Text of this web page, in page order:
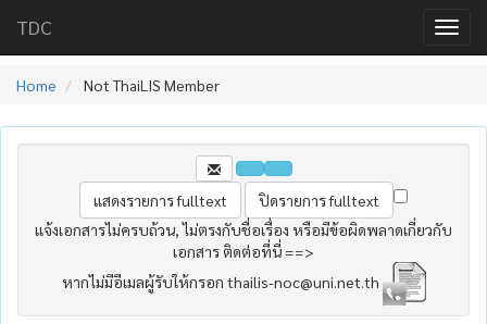
TDC
Home Not ThaiLIS Member
แจ้งเอกสารไม่ครบถ้วน, ไม่ตรงกับชื่อเรื่อง หรือมีข้อผิดพลาดเกี่ยวกับ
เอกสาร ติดต่อที่นี่ ==>
หากไม่มีอีเมลผู้รับให้กรอก thailis-noc@uni.net.th